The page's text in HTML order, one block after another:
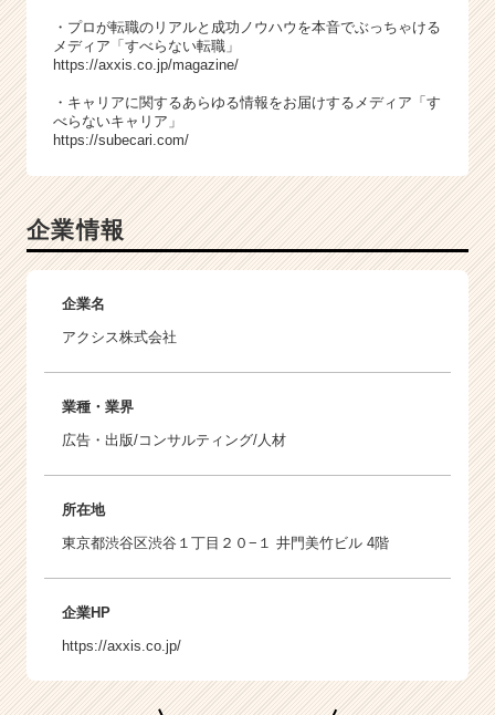
・プロが転職のリアルと成功ノウハウを本音でぶっちゃける
メディア「すべらない転職」
https://axxis.co.jp/magazine/
・キャリアに関するあらゆる情報をお届けするメディア「す
べらないキャリア」
https://subecari.com/
企業情報
企業名
アクシス株式会社
業種・業界
広告・出版/コンサルティング/人材
所在地
東京都渋谷区渋谷１丁目２０−１ 井門美竹ビル 4階
企業HP
https://axxis.co.jp/